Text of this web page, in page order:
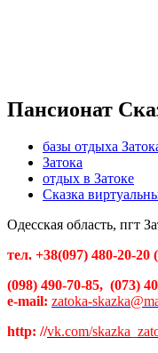
Пансионат
базы отдыха
Затока
отдых в Затоке
Сказка
Одесская область, пгт
тел. +38(097) 480-20-
(098) 490-70-85, (073)
e-mail: zatoka-
http: //vk.com/